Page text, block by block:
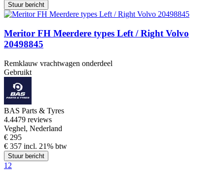
Stuur bericht
Meritor FH Meerdere types Left / Right Volvo
20498845
Remklauw vrachtwagen onderdeel
Gebruikt
BAS Parts & Tyres
4.4479 reviews
Veghel, Nederland
€ 295
€ 357 incl. 21% btw
Stuur bericht
1 2